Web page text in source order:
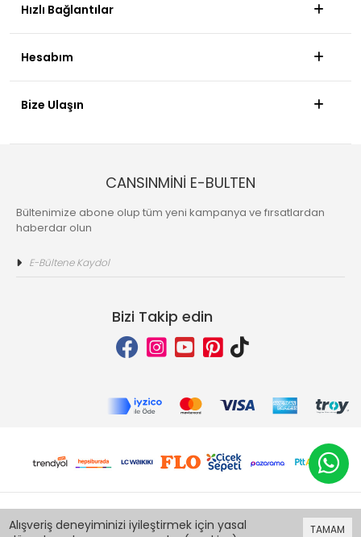
Hızlı Bağlantılar
Hesabım
Bize Ulaşın
CANSINMİNİ E-BULTEN
Bültenimize abone olup tüm yeni kampanya ve fırsatlardan
haberdar olun
Bizi Takip edin
Bu siteVikaon E-Ticaret sistemleriile hazırlanmıştır.
TAMAM
Alışveriş deneyiminizi iyileştirmek için yasal